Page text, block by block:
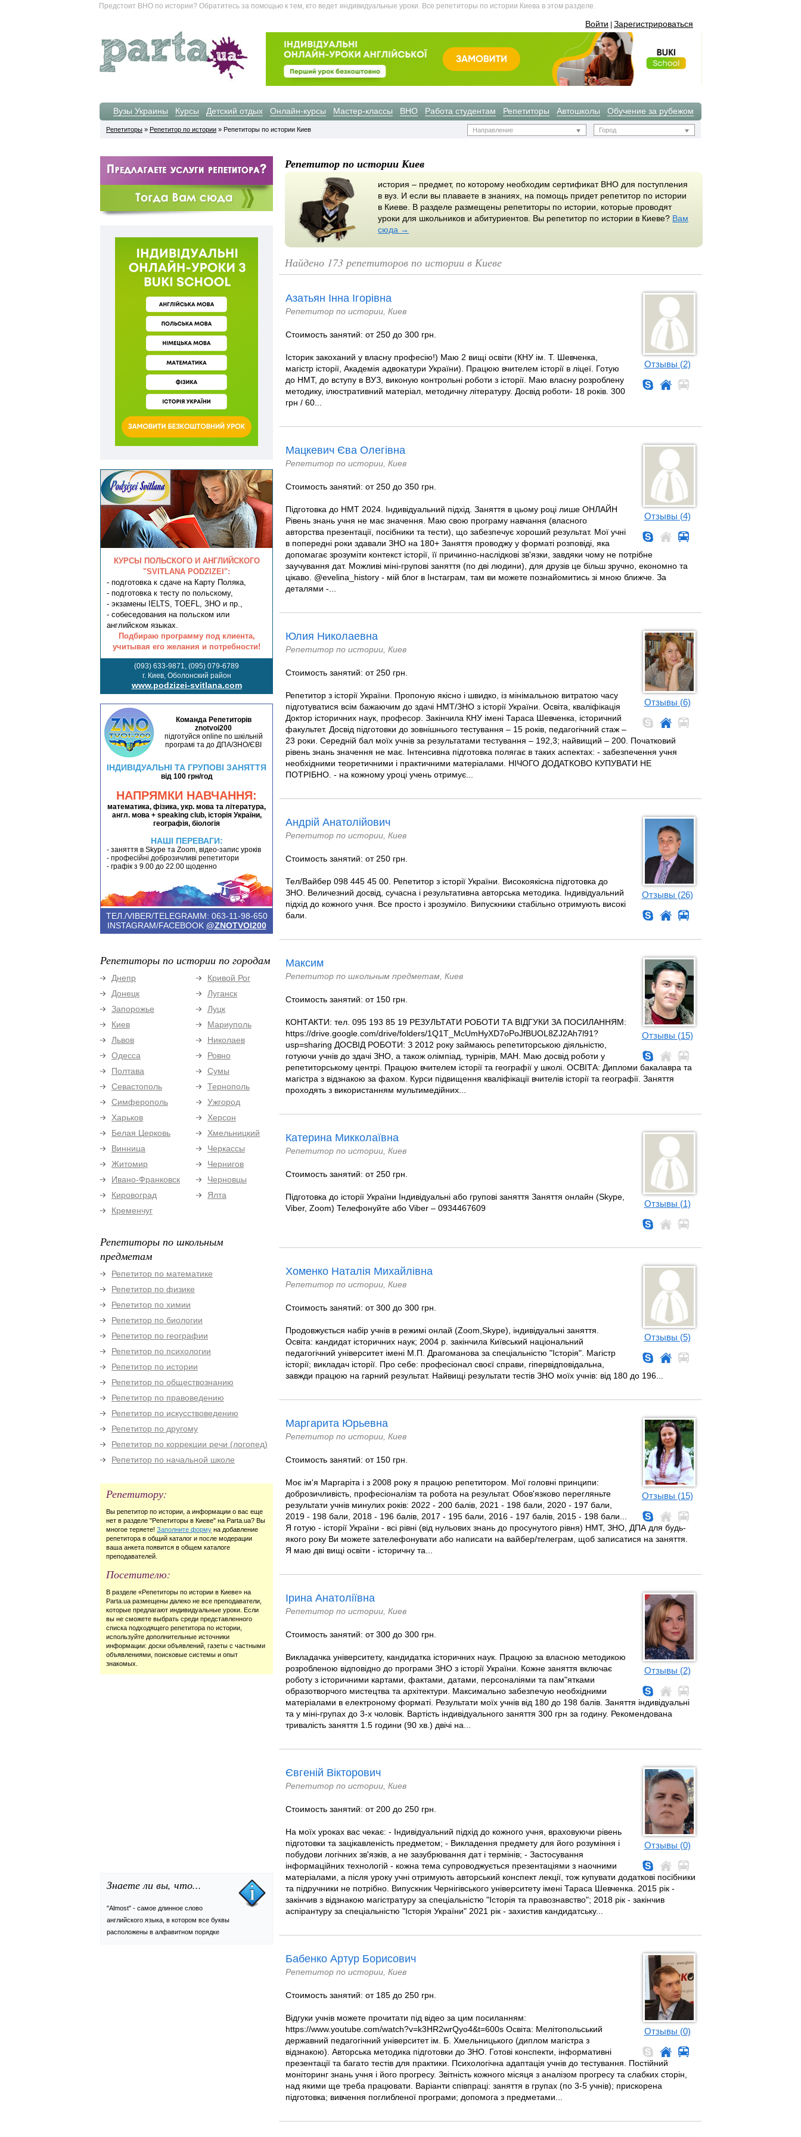
Предстоит ВНО по истории? Обратитесь за помощью к тем, кто ведет индивидуальные уроки. Все репетиторы по истории Киева в этом разделе.
Войти Зарегистрироваться
Вузы Украины Курсы Детский отдых Онлайн-курсы Мастер-классы ВНО Работа студентам Репетиторы Автошколы Обучение за рубежом
Репетиторы » Репетитор по истории » Репетиторы по истории Киев Направление Город
Репетитор по истории Киев
история – предмет, по которому необходим сертификат ВНО для поступления
в вуз. И если вы плаваете в знаниях, на помощь придет репетитор по истории
в Киеве. В разделе размещены репетиторы по истории, которые проводят
уроки для школьников и абитуриентов. Вы репетитор по истории в Киеве? Вам
сюда →
Найдено 173 репетиторов по истории в Киеве
Отзывы (2)
Азатьян Інна Ігорівна
Репетитор по истории, Киев
Стоимость занятий: от 250 до 300 грн.
Історик закоханий у власну професію!) Маю 2 вищі освіти (КНУ ім. Т. Шевченка,
магістр історії, Академія адвокатури України). Працюю вчителем історії в ліцеї. Готую
до НМТ, до вступу в ВУЗ, виконую контрольні роботи з історії. Маю власну розроблену
методику, ілюстративний матеріал, методичну літературу. Досвід роботи- 18 років. 300
грн / 60...
Отзывы (4)
Мацкевич Єва Олегівна
Репетитор по истории, Киев
Стоимость занятий: от 250 до 350 грн.
Підготовка до НМТ 2024. Індивідуальний підхід. Заняття в цьому році лише ОНЛАЙН
Рівень знань учня не має значення. Маю свою програму навчання (власного
авторства презентації, посібники та тести), що забезпечує хороший результат. Мої учні
в попередні роки здавали ЗНО на 180+ Заняття проводжу у форматі розповіді, яка
допомагає зрозуміти контекст історії, її причинно-наслідкові зв'язки, завдяки чому не потрібне
заучування дат. Можливі міні-групові заняття (по дві людини), для друзів це більш зручно, економно та
цікаво. @evelina_history - мій блог в Інстаграм, там ви можете познайомитись зі мною ближче. За
деталями -...
Отзывы (6)
Юлия Николаевна
Репетитор по истории, Киев
Стоимость занятий: от 250 грн.
Репетитор з історії України. Пропоную якісно і швидко, із мінімальною витратою часу
підготуватися всім бажаючим до здачі НМТ/ЗНО з історії України. Освіта, кваліфікація
Доктор історичних наук, професор. Закінчила КНУ імені Тараса Шевченка, історичний
факультет. Досвід підготовки до зовнішнього тестування – 15 років, педагогічний стаж –
23 роки. Середній бал моїх учнів за результатами тестування – 192,3; найвищий – 200. Початковий
рівень знань значення не має. Інтенсивна підготовка полягає в таких аспектах: - забезпечення учня
необхідними теоретичними і практичними матеріалами. НІЧОГО ДОДАТКОВО КУПУВАТИ НЕ
ПОТРІБНО. - на кожному уроці учень отримує...
Отзывы (26)
Андрій Анатолійович
Репетитор по истории, Киев
Стоимость занятий: от 250 грн.
Тел/Вайбер 098 445 45 00. Репетитор з історії України. Високоякісна підготовка до
ЗНО. Величезний досвід, сучасна і результативна авторська методика. Індивідуальний
підхід до кожного учня. Все просто і зрозуміло. Випускники стабільно отримують високі
бали.
Отзывы (15)
Максим
Репетитор по школьным предметам, Киев
Стоимость занятий: от 150 грн.
КОНТАКТИ: тел. 095 193 85 19 РЕЗУЛЬТАТИ РОБОТИ ТА ВІДГУКИ ЗА ПОСИЛАННЯМ:
https://drive.google.com/drive/folders/1Q1T_McUmHyXD7oPoJfBUOL8ZJ2Ah7l91?
usp=sharing ДОСВІД РОБОТИ: З 2012 року займаюсь репетиторською діяльністю,
готуючи учнів до здачі ЗНО, а також олімпіад, турнірів, МАН. Маю досвід роботи у
репетиторському центрі. Працюю вчителем історії та географії у школі. ОСВІТА: Дипломи бакалавра та
магістра з відзнакою за фахом. Курси підвищення кваліфікації вчителів історії та географії. Заняття
проходять з використанням мультимедійних...
Отзывы (1)
Катерина Микколаївна
Репетитор по истории, Киев
Стоимость занятий: от 250 грн.
Підготовка до історії України Індивідуальні або групові заняття Заняття онлайн (Skype,
Viber, Zoom) Телефонуйте або Viber – 0934467609
Отзывы (5)
Хоменко Наталія Михайлівна
Репетитор по истории, Киев
Стоимость занятий: от 300 до 300 грн.
Продовжується набір учнів в режимі онлай (Zoom,Skype), індивідуальні заняття.
Освіта: кандидат історичних наук; 2004 р. закінчила Київський національний
педагогічний університет імені М.П. Драгоманова за спеціальністю "Історія". Магістр
історії; викладач історії. Про себе: професіонал своєї справи, гіпервідповідальна,
завжди працюю на гарний результат. Найвищі результати тестів ЗНО моїх учнів: від 180 до 196...
Отзывы (15)
Маргарита Юрьевна
Репетитор по истории, Киев
Стоимость занятий: от 150 грн.
Моє ім'я Маргаріта і з 2008 року я працюю репетитором. Мої головні принципи:
доброзичливість, професіоналізм та робота на результат. Обов'язково перегляньте
результати учнів минулих років: 2022 - 200 балів, 2021 - 198 бали, 2020 - 197 бали,
2019 - 198 бали, 2018 - 196 балів, 2017 - 195 бали, 2016 - 197 балів, 2015 - 198 бали...
Я готую - історії України - всі рівні (від нульових знань до просунутого рівня) НМТ, ЗНО, ДПА для будь-
якого року Ви можете зателефонувати або написати на вайбер/телеграм, щоб записатися на заняття.
Я маю дві вищі освіти - історичну та...
Отзывы (2)
Ірина Анатоліївна
Репетитор по истории, Киев
Стоимость занятий: от 300 до 300 грн.
Викладачка університету, кандидатка історичних наук. Працюю за власною методикою
розробленою відповідно до програми ЗНО з історії України. Кожне заняття включає
роботу з історичними картами, фактами, датами, персоналіями та пам"ятками
образотворчого мистецтва та архітектури. Максимально забезпечую необхідними
матеріалами в електроному форматі. Результати моїх учнів від 180 до 198 балів. Заняття індивідуальні
та у міні-групах до 3-х чоловік. Вартість індивідуального заняття 300 грн за годину. Рекомендована
тривалість заняття 1.5 години (90 хв.) двічі на...
Отзывы (0)
Євгеній Вікторович
Репетитор по истории, Киев
Стоимость занятий: от 200 до 250 грн.
На моїх уроках вас чекає: - Індивідуальний підхід до кожного учня, враховуючи рівень
підготовки та зацікавленість предметом; - Викладення предмету для його розуміння і
побудови логічних зв'язків, а не зазубрювання дат і термінів; - Застосування
інформаційних технологій - кожна тема супроводжується презентаціями з наочними
матеріалами, а після уроку учні отримують авторський конспект лекції, тож купувати додаткові посібники
та підручники не потрібно. Випускник Чернігівського університету імені Тараса Шевченка. 2015 рік -
закінчив з відзнакою магістратуру за спеціальністю "Історія та правознавство"; 2018 рік - закінчив
аспірантуру за спеціальністю "Історія України" 2021 рік - захистив кандидатську...
Отзывы (0)
Бабенко Артур Борисович
Репетитор по истории, Киев
Стоимость занятий: от 185 до 250 грн.
Відгуки учнів можете прочитати під відео за цим посиланням:
https://www.youtube.com/watch?v=k3HR2wrQyo4&t=600s Освіта: Мелітопольський
державний педагогічний університет ім. Б. Хмельницького (диплом магістра з
відзнакою). Авторська методика підготовки до ЗНО. Готові конспекти, інформативні
презентації та багато тестів для практики. Психологічна адаптація учнів до тестування. Постійний
моніторинг знань учня і його прогресу. Звітність кожного місяця з аналізом прогресу та слабких сторін,
над якими ще треба працювати. Варіанти співпраці: заняття в групах (по 3-5 учнів); прискорена
підготовка; вивчення поглибленої програми; допомога з предметами...
КУРСЫ ПОЛЬСКОГО И АНГЛИЙСКОГО
"SVITLANA PODZIZEI":
- подготовка к сдаче на Карту Поляка,
- подготовка к тесту по польскому,
- экзамены IELTS, TOEFL, ЗНО и пр.,
- собеседования на польском или
английском языках.
Подбираю программу под клиента,
учитывая его желания и потребности!
(093) 633-9871, (095) 079-6789
г. Киев, Оболонский район
www.podzizei-svitlana.com
Команда Репетиторів
znotvoi200
підготуйся online по шкільній
програмі та до ДПА/ЗНО/ЄВІ
ІНДИВІДУАЛЬНІ ТА ГРУПОВІ ЗАНЯТТЯ
від 100 грн/год
НАПРЯМКИ НАВЧАННЯ:
математика, фізика, укр. мова та література,
англ. мова + speaking club, історія України,
географія, біологія
НАШІ ПЕРЕВАГИ:
- заняття в Skype та Zoom, відео-запис уроків
- професійні доброзичливі репетитори
- графік з 9.00 до 22.00 щоденно
ТЕЛ./VIBER/TELEGRAMM: 063-11-98-650
INSTAGRAM/FACEBOOK @ZNOTVOI200
Репетиторы по истории по городам
Днепр
Донецк
Запорожье
Киев
Львов
Одесса
Полтава
Севастополь
Симферополь
Харьков
Белая Церковь
Винница
Житомир
Ивано-Франковск
Кировоград
Кременчуг
Кривой Рог
Луганск
Луцк
Мариуполь
Николаев
Ровно
Сумы
Тернополь
Ужгород
Херсон
Хмельницкий
Черкассы
Чернигов
Черновцы
Ялта
Репетиторы по школьным
предметам
Репетитор по математике
Репетитор по физике
Репетитор по химии
Репетитор по биологии
Репетитор по географии
Репетитор по психологии
Репетитор по истории
Репетитор по обществознанию
Репетитор по правоведению
Репетитор по искусствоведению
Репетитор по другому
Репетитор по коррекции речи (логопед)
Репетитор по начальной школе
Репетитору:
Вы репетитор по истории, а информации о вас еще
нет в разделе "Репетиторы в Киеве" на Parta.ua? Вы
многое теряете! Заполните форму на добавление
репетитора в общий каталог и после модерации
ваша анкета появится в общем каталоге
преподавателей.
Посетителю:
В разделе «Репетиторы по истории в Киеве» на
Parta.ua размещены далеко не все преподаватели,
которые предлагают индивидуальные уроки. Если
вы не сможете выбрать среди представленного
списка подходящего репетитора по истории,
используйте дополнительные источники
информации: доски объявлений, газеты с частными
объявлениями, поисковые системы и опыт
знакомых.
Знаете ли вы, что...
"Almost" - самое длинное слово
английского языка, в котором все буквы
расположены в алфавитном порядке